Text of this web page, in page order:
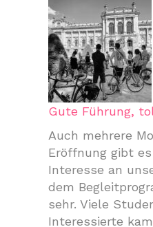
Gute Führung,
Auch mehrere
Eröffnung gibt
Interesse an
dem
sehr. Viele
Interessierte